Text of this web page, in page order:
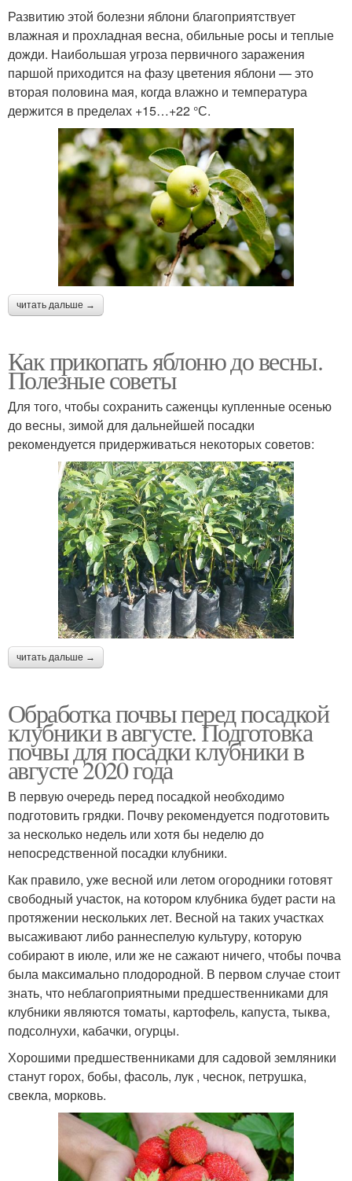
Развитию этой болезни яблони благоприятствует
влажная и прохладная весна, обильные росы и теплые
дожди. Наибольшая угроза первичного заражения
паршой приходится на фазу цветения яблони — это
вторая половина мая, когда влажно и температура
держится в пределах +15…+22 °С.
читать дальше →
Как прикопать яблоню до весны.
Полезные советы
Для того, чтобы сохранить саженцы купленные осенью
до весны, зимой для дальнейшей посадки
рекомендуется придерживаться некоторых советов:
читать дальше →
Обработка почвы перед посадкой
клубники в августе. Подготовка
почвы для посадки клубники в
августе 2020 года
В первую очередь перед посадкой необходимо
подготовить грядки. Почву рекомендуется подготовить
за несколько недель или хотя бы неделю до
непосредственной посадки клубники.
Как правило, уже весной или летом огородники готовят
свободный участок, на котором клубника будет расти на
протяжении нескольких лет. Весной на таких участках
высаживают либо раннеспелую культуру, которую
собирают в июле, или же не сажают ничего, чтобы почва
была максимально плодородной. В первом случае стоит
знать, что неблагоприятными предшественниками для
клубники являются томаты, картофель, капуста, тыква,
подсолнухи, кабачки, огурцы.
Хорошими предшественниками для садовой земляники
станут горох, бобы, фасоль, лук , чеснок, петрушка,
свекла, морковь.